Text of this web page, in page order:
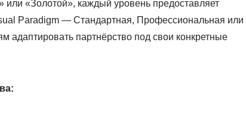
«Золотой», каждый уровень предоставляет
Paradigm — Стандартная, Профессиональная или
адаптировать партнёрство под свои конкретные